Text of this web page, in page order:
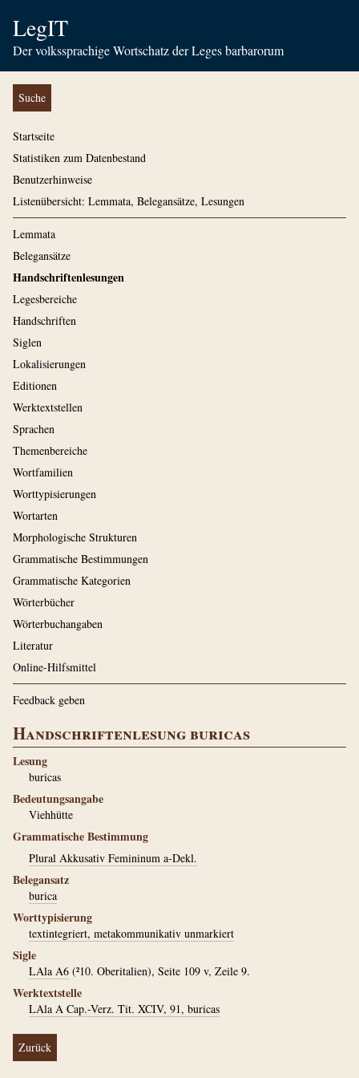
LegIT
Der volkssprachige Wortschatz der Leges barbarorum
Suche
Startseite
Statistiken zum Datenbestand
Benutzerhinweise
Listenübersicht: Lemmata, Belegansätze, Lesungen
Lemmata
Belegansätze
Handschriftenlesungen
Legesbereiche
Handschriften
Siglen
Lokalisierungen
Editionen
Werktextstellen
Sprachen
Themenbereiche
Wortfamilien
Worttypisierungen
Wortarten
Morphologische Strukturen
Grammatische Bestimmungen
Grammatische Kategorien
Wörterbücher
Wörterbuchangaben
Literatur
Online-Hilfsmittel
Feedback geben
Handschriftenlesung buricas
Lesung
buricas
Bedeutungsangabe
Viehhütte
Grammatische Bestimmung
Plural Akkusativ Femininum a-Dekl.
Belegansatz
burica
Worttypisierung
textintegriert, metakommunikativ unmarkiert
Sigle
LAla A6 (²10. Oberitalien), Seite 109 v, Zeile 9.
Werktextstelle
LAla A Cap.-Verz. Tit. XCIV, 91, buricas
Zurück